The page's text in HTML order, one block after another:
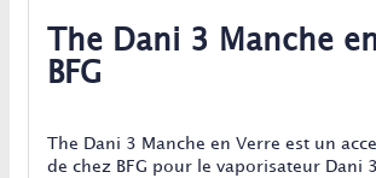
The Dani 3 Manche
BFG
The Dani 3 Manche en Verre est un
de chez BFG pour le vaporisateur Dani 3.